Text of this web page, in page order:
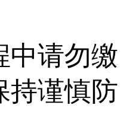
中请勿缴
持谨慎防